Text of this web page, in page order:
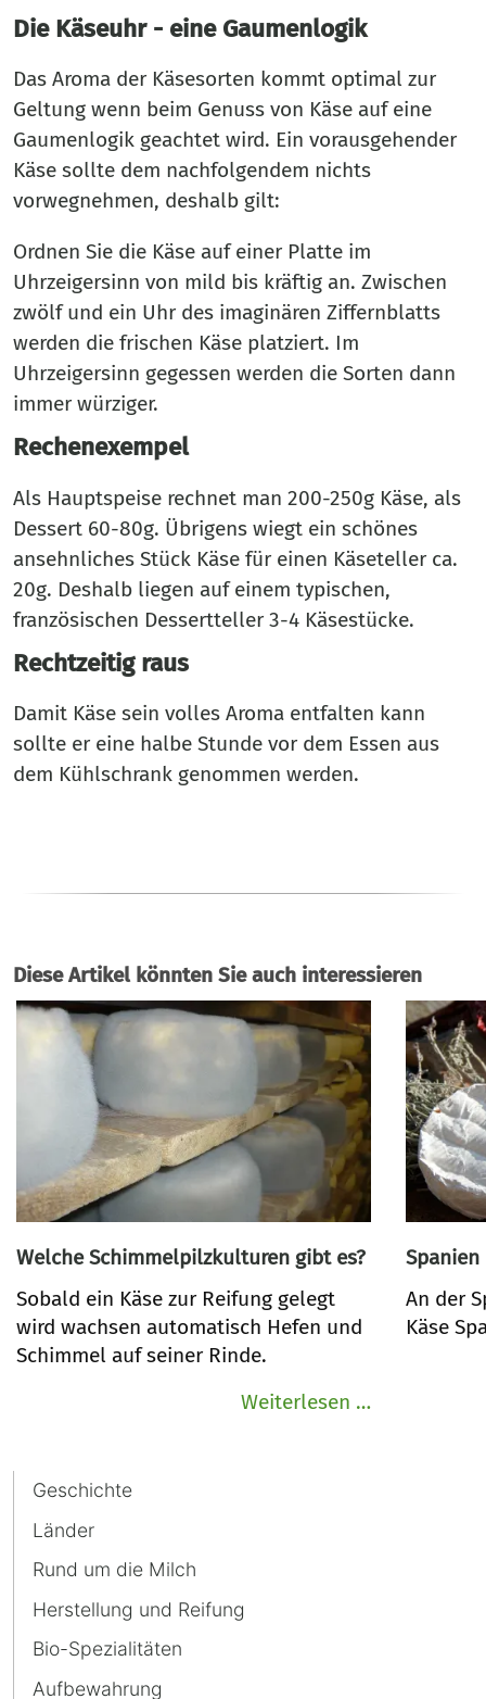
Die Käseuhr - eine Gaumenlogik
Das Aroma der Käsesorten kommt optimal zur
Geltung wenn beim Genuss von Käse auf eine
Gaumenlogik geachtet wird. Ein vorausgehender
Käse sollte dem nachfolgendem nichts
vorwegnehmen, deshalb gilt:
Ordnen Sie die Käse auf einer Platte im
Uhrzeigersinn von mild bis kräftig an. Zwischen
zwölf und ein Uhr des imaginären Ziffernblatts
werden die frischen Käse platziert. Im
Uhrzeigersinn gegessen werden die Sorten dann
immer würziger.
Rechenexempel
Als Hauptspeise rechnet man 200-250g Käse, als
Dessert 60-80g. Übrigens wiegt ein schönes
ansehnliches Stück Käse für einen Käseteller ca.
20g. Deshalb liegen auf einem typischen,
französischen Dessertteller 3-4 Käsestücke.
Rechtzeitig raus
Damit Käse sein volles Aroma entfalten kann
sollte er eine halbe Stunde vor dem Essen aus
dem Kühlschrank genommen werden.
Diese Artikel könnten Sie auch interessieren
Welche Schimmelpilzkulturen gibt es?
Sobald ein Käse zur Reifung gelegt
wird wachsen automatisch Hefen und
Schimmel auf seiner Rinde.
Weiterlesen …Welche
Spanien
An der
Käse
Navigation
Geschichte
Länder
Rund um die Milch
Herstellung und Reifung
Bio-Spezialitäten
Aufbewahrung